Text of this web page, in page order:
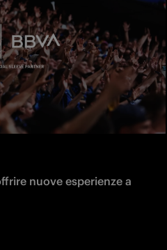
nuove esperienze a